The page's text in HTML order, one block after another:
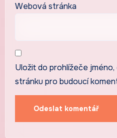
Webová stránka
Uložit do prohlížeče
stránku pro budoucí